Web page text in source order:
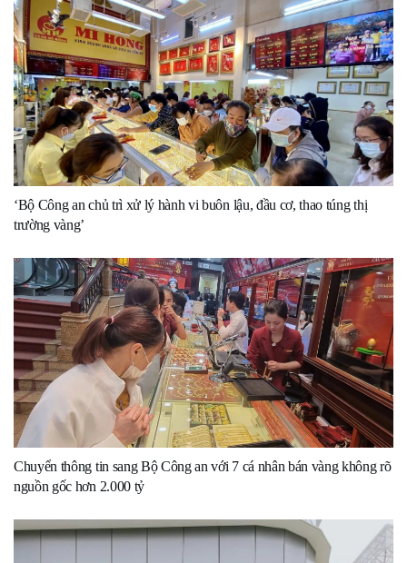
‘Bộ Công an chủ trì xử lý hành vi buôn lậu, đầu cơ, thao túng thị
trường vàng’
Chuyển thông tin sang Bộ Công an với 7 cá nhân bán vàng không rõ
nguồn gốc hơn 2.000 tỷ